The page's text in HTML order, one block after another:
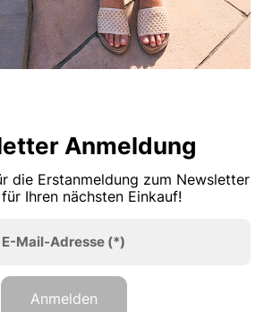
Anmeldung
die Erstanmeldung zum Newsletter
Ihren nächsten Einkauf!
E-Mail-Adresse (*)
Anmelden